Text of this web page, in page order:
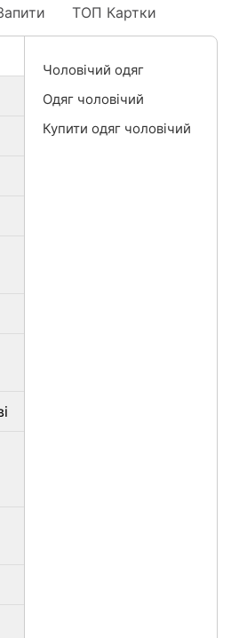
ТОП Картки
Чоловічий одяг
Одяг чоловічий
Купити одяг чоловічий